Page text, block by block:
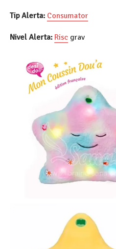
Tip Alerta: Consumator
Nivel Alerta: Risc grav